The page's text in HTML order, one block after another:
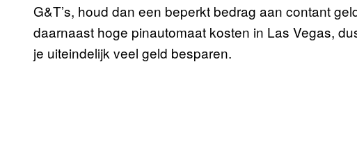
G&T’s, houd dan een beperkt bedrag aan contant
daarnaast hoge pinautomaat kosten in Las Vegas,
je uiteindelijk veel geld besparen.